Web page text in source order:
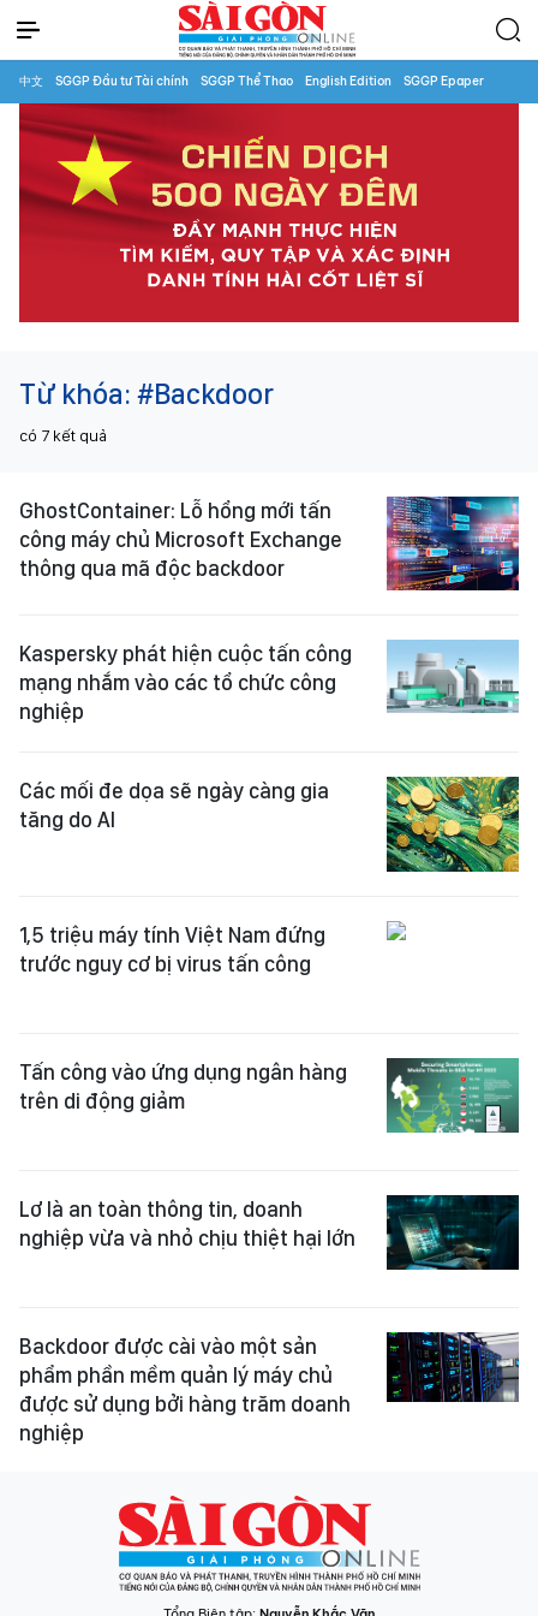
中文 SGGP Đầu tư Tài chính SGGP Thể Thao English Edition SGGP Epaper
Từ khóa: #Backdoor
có 7 kết quả
GhostContainer: Lỗ hổng mới tấn
công máy chủ Microsoft Exchange
thông qua mã độc backdoor
Kaspersky phát hiện cuộc tấn công
mạng nhắm vào các tổ chức công
nghiệp
Các mối đe dọa sẽ ngày càng gia
tăng do AI
1,5 triệu máy tính Việt Nam đứng
trước nguy cơ bị virus tấn công
Tấn công vào ứng dụng ngân hàng
trên di động giảm ​
Lơ là an toàn thông tin, doanh
nghiệp vừa và nhỏ chịu thiệt hại lớn
Backdoor được cài vào một sản
phẩm phần mềm quản lý máy chủ
được sử dụng bởi hàng trăm doanh
nghiệp